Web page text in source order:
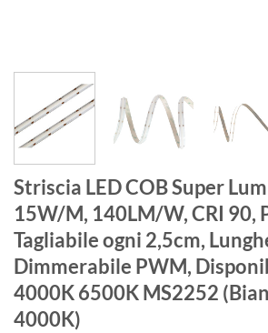
Striscia LED COB Super
15W/M, 140LM/W, CRI 90,
Tagliabile ogni 2,5cm,
Dimmerabile PWM,
4000K 6500K MS2252
4000K)